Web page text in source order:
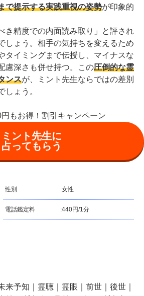
で提示する実践重視の姿勢が印象的
き精度での内面読み取り」と評され
しょう。相手の気持ちを変えるため
タイミングまで伝授し、マイナスな
慮深さも併せ持つ。この圧倒的な霊
ンスが、ミント先生ならではの差別
しょう。
もお得！割引キャンペーン
ミント先生に
占ってもらう
性別 :女性
電話鑑定料 :440円/1分
来予知｜霊聴｜霊眼｜前世｜後世｜